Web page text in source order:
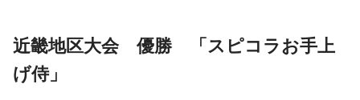
近畿地区大会 優勝 「スピコラお手上
げ侍」